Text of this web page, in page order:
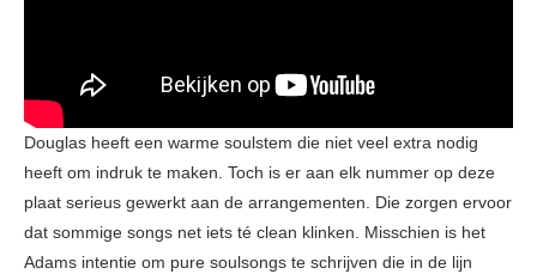
Douglas heeft een warme soulstem die niet veel extra nodig
heeft om indruk te maken. Toch is er aan elk nummer op deze
plaat serieus gewerkt aan de arrangementen. Die zorgen ervoor
dat sommige songs net iets té clean klinken. Misschien is het
Adams intentie om pure soulsongs te schrijven die in de lijn